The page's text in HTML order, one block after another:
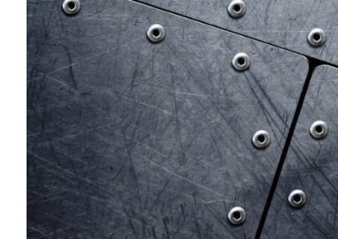
Перейти к содержимому